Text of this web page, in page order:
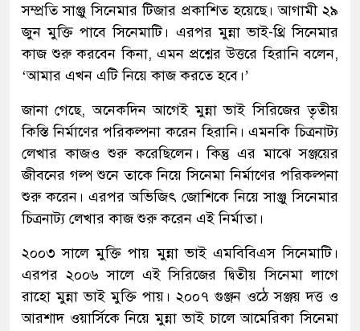
সম্প্রতি সাঞ্জু সিনেমার টিজার প্রকাশিত হয়েছে। আগামী ২৯
জুন মুক্তি পাবে সিনেমাটি। এরপর মুন্না ভাই-থ্রি সিনেমার
কাজ শুরু করবেন কিনা, এমন প্রশ্নের উত্তরে হিরানি বলেন,
‘আমার এখন এটি নিয়ে কাজ করতে হবে।’
জানা গেছে, অনেকদিন আগেই মুন্না ভাই সিরিজের তৃতীয়
কিস্তি নির্মাণের পরিকল্পনা করেন হিরানি। এমনকি চিত্রনাট্য
লেখার কাজও শুরু করেছিলেন। কিন্তু এর মাঝে সঞ্জয়ের
জীবনের গল্প শুনে তাকে নিয়ে সিনেমা নির্মাণের পরিকল্পনা
শুরু করেন। এরপর অভিজিৎ জোশিকে নিয়ে সাঞ্জু সিনেমার
চিত্রনাট্য লেখার কাজ শুরু করেন এই নির্মাতা।
২০০৩ সালে মুক্তি পায় মুন্না ভাই এমবিবিএস সিনেমাটি।
এরপর ২০০৬ সালে এই সিরিজের দ্বিতীয় সিনেমা লাগে
রাহো মুন্না ভাই মুক্তি পায়। ২০০৭ গুঞ্জন ওঠে সঞ্জয় দত্ত ও
আরশাদ ওয়ার্সিকে নিয়ে মুন্না ভাই চালে আমেরিকা সিনেমা